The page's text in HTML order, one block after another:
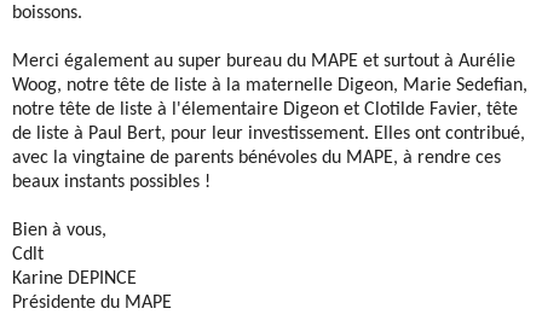
boissons.
Merci également au super bureau du MAPE et surtout à Aurélie
Woog, notre tête de liste à la maternelle Digeon, Marie Sedefian,
notre tête de liste à l'élementaire Digeon et Clotilde Favier, tête
de liste à Paul Bert, pour leur investissement. Elles ont contribué,
avec la vingtaine de parents bénévoles du MAPE, à rendre ces
beaux instants possibles !
Bien à vous,
Cdlt
Karine DEPINCE
Présidente du MAPE